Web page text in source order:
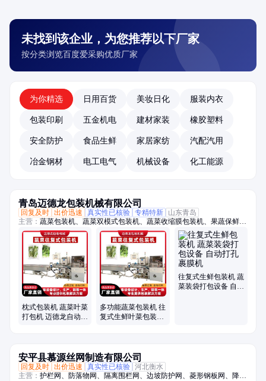
未找到该企业，为您推荐以下厂家
按分类浏览百度爱采购优质厂家
为你精选 日用百货 美妆日化 服装内衣
包装印刷 五金机电 建材家装 橡胶塑料
安全防护 食品生鲜 家居家纺 汽配汽用
冶金钢材 电工电气 机械设备 化工能源
青岛迈德龙包装机械有限公司
回复及时 出价迅速 真实性已核验 专精特新
山东青岛
主营： 蔬菜包装机、蔬菜双模式包装机、蔬菜收缩膜包装机、果蔬保鲜膜
包装机、托盒果蔬包装机、生鲜包装机、保鲜包装机、蔬菜高速包装机、
称重贴标机、冬瓜定量切片机
枕式包装机 蔬菜叶菜
打包机 迈德龙自动生
多功能蔬菜包装机 往
复式生鲜叶菜包装设
往复式生鲜包装机 蔬
菜装袋打包设备 自动
安平县慕源丝网制造有限公司
回复及时 出价迅速 真实性已核验 河北衡水
主营： 护栏网、防落物网、隔离围栏网、边坡防护网、菱形钢板网、降噪